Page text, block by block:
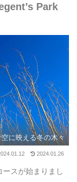
Park
に映える冬の木々
2024.01.26
スが始まりまし